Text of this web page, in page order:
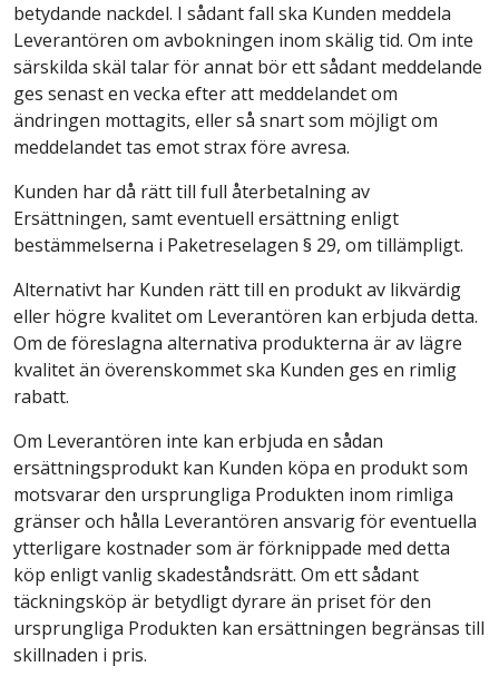
betydande nackdel. I sådant fall ska Kunden meddela
Leverantören om avbokningen inom skälig tid. Om inte
särskilda skäl talar för annat bör ett sådant meddelande
ges senast en vecka efter att meddelandet om
ändringen mottagits, eller så snart som möjligt om
meddelandet tas emot strax före avresa.
Kunden har då rätt till full återbetalning av
Ersättningen, samt eventuell ersättning enligt
bestämmelserna i Paketreselagen § 29, om tillämpligt.
Alternativt har Kunden rätt till en produkt av likvärdig
eller högre kvalitet om Leverantören kan erbjuda detta.
Om de föreslagna alternativa produkterna är av lägre
kvalitet än överenskommet ska Kunden ges en rimlig
rabatt.
Om Leverantören inte kan erbjuda en sådan
ersättningsprodukt kan Kunden köpa en produkt som
motsvarar den ursprungliga Produkten inom rimliga
gränser och hålla Leverantören ansvarig för eventuella
ytterligare kostnader som är förknippade med detta
köp enligt vanlig skadeståndsrätt. Om ett sådant
täckningsköp är betydligt dyrare än priset för den
ursprungliga Produkten kan ersättningen begränsas till
skillnaden i pris.